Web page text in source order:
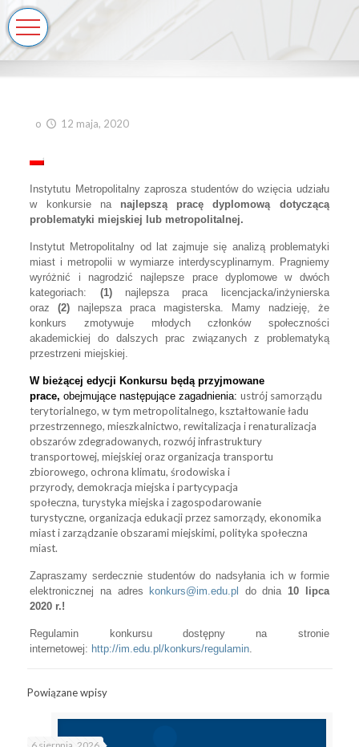
o 12 maja, 2020
Instytutu Metropolitalny zaprosza studentów do wzięcia udziału
w konkursie na najlepszą pracę dyplomową dotyczącą
problematyki miejskiej lub metropolitalnej.
Instytut Metropolitalny od lat zajmuje się analizą problematyki
miast i metropolii w wymiarze interdyscyplinarnym. Pragniemy
wyróżnić i nagrodzić najlepsze prace dyplomowe w dwóch
kategoriach: (1)najlepsza praca licencjacka/inżynierska
oraz(2) najlepsza praca magisterska. Mamy nadzieję, że
konkurs zmotywuje młodych członków społeczności
akademickiej do dalszych prac związanych z problematyką
przestrzeni miejskiej.
W bieżącej edycji Konkursu będą przyjmowane
prace,obejmujące następujące zagadnienia:ustrój samorządu
terytorialnego, w tym metropolitalnego, kształtowanie ładu
przestrzennego, mieszkalnictwo, rewitalizacja i renaturalizacja
obszarów zdegradowanych, rozwój infrastruktury
transportowej, miejskiej oraz organizacja transportu
zbiorowego, ochrona klimatu, środowiska i
przyrody, demokracja miejska i partycypacja
społeczna, turystyka miejska i zagospodarowanie
turystyczne, organizacja edukacji przez samorządy, ekonomika
miast i zarządzanie obszarami miejskimi, polityka społeczna
miast.
Zapraszamy serdecznie studentów do nadsyłania ich w formie
elektronicznej na adres
konkurs@im.edu.pl do dnia10 lipca
2020 r.!
Regulamin konkursu dostępny na stronie
internetowej: http://im.edu.pl/konkurs/regulamin.
Powiązane wpisy